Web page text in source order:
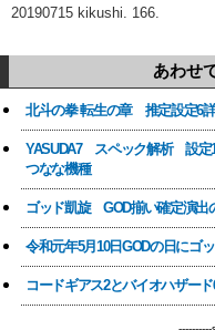
20190715 kikushi. 166.
あわせ
北斗の拳 転生の章 推定設定6
YASUDA7 スペック解析 設定1
つなな機種
ゴッド凱旋 GOD揃い確定演出
令和元年5月10日GODの日にゴ
コードギアス2とバイオハザー